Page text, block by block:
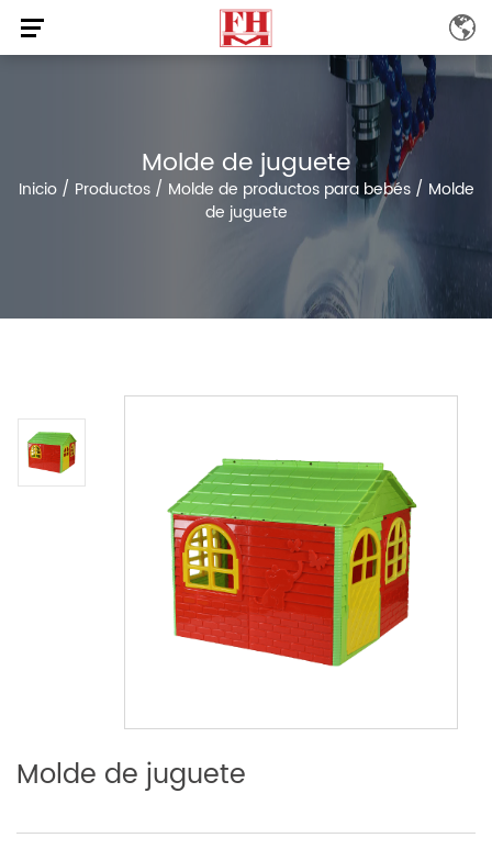
Molde de juguete
Inicio/ Productos/ Molde de productos para bebés/ Molde
de juguete
Molde de juguete